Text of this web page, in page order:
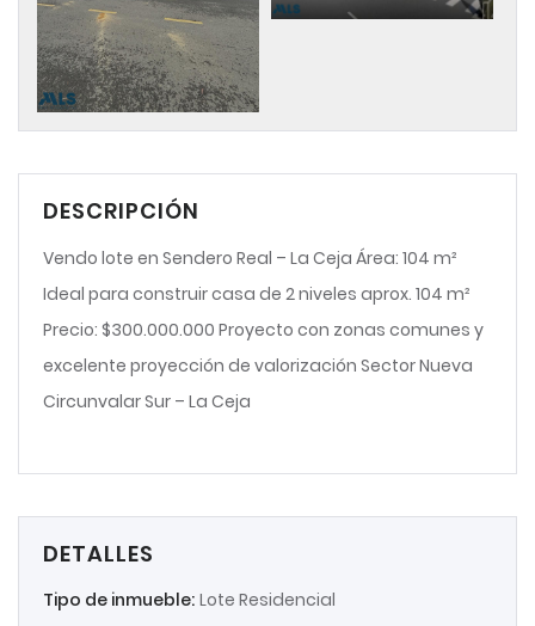
DESCRIPCIÓN
Vendo lote en Sendero Real – La Ceja Área: 104 m²
Ideal para construir casa de 2 niveles aprox. 104 m²
Precio: $300.000.000 Proyecto con zonas comunes y
excelente proyección de valorización Sector Nueva
Circunvalar Sur – La Ceja
DETALLES
Tipo de inmueble: Lote Residencial